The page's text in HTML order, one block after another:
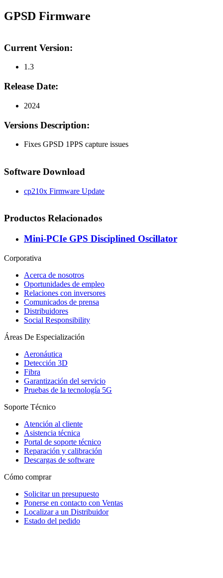
GPSD Firmware
Current Version:
1.3
Release Date:
2024
Versions Description:
Fixes GPSD 1PPS capture issues
Software Download
cp210x Firmware Update
Productos Relacionados
Mini-PCIe GPS Disciplined Oscillator
Corporativa
Acerca de nosotros
Oportunidades de empleo
Relaciones con inversores
Comunicados de prensa
Distribuidores
Social Responsibility
Áreas De Especialización
Aeronáutica
Detección 3D
Fibra
Garantización del servicio
Pruebas de la tecnología 5G
Soporte Técnico
Atención al cliente
Asistencia técnica
Portal de soporte técnico
Reparación y calibración
Descargas de software
Cómo comprar
Solicitar un presupuesto
Ponerse en contacto con Ventas
Localizar a un Distribuidor
Estado del pedido